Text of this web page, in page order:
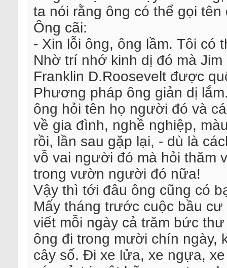
ta nói rằng ông có thể gọi
Ông cãi:
- Xin lỗi ông, ông lầm. Tôi có
Nhờ trí nhớ kinh dị đó mà
Franklin D.Roosevelt được
Phương pháp ông giản dị
ông hỏi tên họ người đó và
về gia đình, nghề nghiệp,
rồi, lần sau gặp lại, - dù là
vỗ vai người đó mà hỏi thăm
trong vườn người đó nữa!
Vậy thì tới đâu ông cũng có
Mấy tháng trước cuộc bầu
viết mỗi ngày cả trăm bức
ông đi trong mười chín ngày,
cây số. Đi xe lửa, xe ngựa,